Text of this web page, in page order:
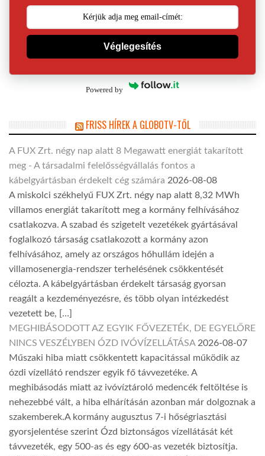
Véglegesítés
Powered by
FRISS HÍREK A GLOBOTV-TŐL
A FUX Zrt. négy nap alatt 8 Megawatt energiát takarított
meg - A társadalmi felelősségvállalás fontos a
kábelgyártásban érdekelt cég számára 2026-08-08
A miskolci székhelyű FUX Zrt. négy nap alatt 8,32 MWh
villamos energiát takarított meg a kormány felhívásához
csatlakozva. A szabad és szigetelt vezetékek gyártásával
foglalkozó társaság csatlakozott a kormány azon
felhívásához, amely az országos hőhullám idején a
villamosenergia-rendszer terhelésének csökkentését
célozta. A kábelgyártásban érdekelt társaság gyorsan
reagált a kezdeményezésre, és több olyan intézkedést
vezetett be, […]
MEGHIBÁSODOTT AZ EGYIK FŐVEZETÉK, DE EGYELŐRE
NINCS VESZÉLYBEN ÓZD IVÓVÍZELLÁTÁSA 2026-08-07
Műszaki hiba miatt csökkentett kapacitással működik az
ózdi vízellátó rendszer egyik fő távvezetéke. A
meghibásodás miatt az ivóvíztároló medencék feltöltése is
nehezebbé vált, a hiba elhárításán azonban már dolgoznak a
szakemberek.A kormány augusztus 7-i hőségriasztási
gyorsjelentése szerint Ózd biztonságos vízellátását két
távvezeték, egy 500-as és egy 600-as vezeték biztosítja.